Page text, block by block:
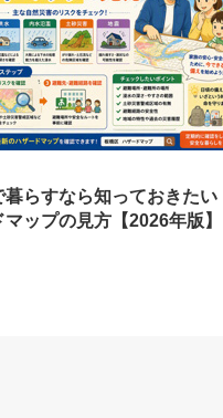
暮らすなら知っておきたい
ップの見方【2026年版】